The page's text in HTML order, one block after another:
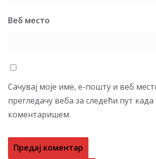
Веб место
Сачувај моје име, е-пошту и веб
прегледачу веба за следећи пут када
коментаришем.